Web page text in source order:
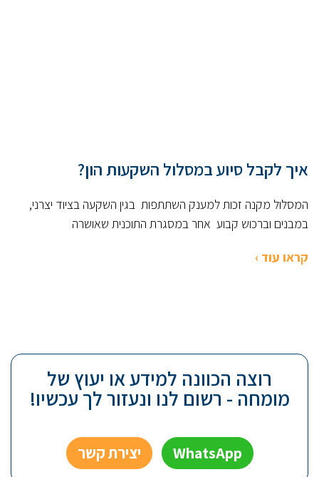
איך לקבל סיוע במסלול השקעות הון?
המסלול מקנה זכות למענק השתתפות בגין השקעה בציוד יצרני,
במבנים וברכוש קבוע אחר במסגרת התוכנית שאושרה
קראו עוד ›
רוצה הכוונה למידע או יעוץ של
מומחה - רשום לנו ונעזור לך עכשיו!
WhatsApp יצירת קשר